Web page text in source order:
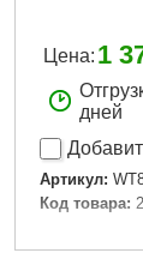
Цена: 1
дней
Артикул:
Код товара: